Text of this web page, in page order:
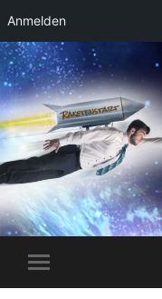
Anmelden
Pro Jahr 77
Menü